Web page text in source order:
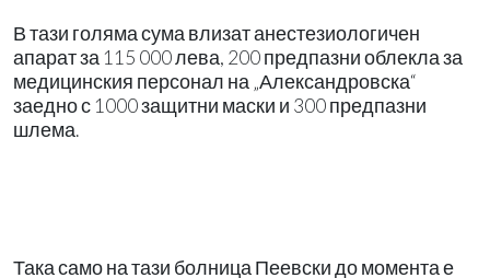
В тази голяма сума влизат анестезиологичен
апарат за 115 000 лева, 200 предпазни облекла за
медицинския персонал на „Александровска“
заедно с 1000 защитни маски и 300 предпазни
шлема.
Така само на тази болница Пеевски до момента е